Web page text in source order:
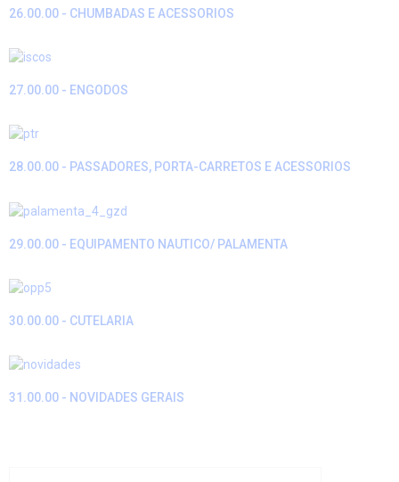
26.00.00 - CHUMBADAS E ACESSORIOS
27.00.00 - ENGODOS
28.00.00 - PASSADORES, PORTA-CARRETOS E ACESSORIOS
29.00.00 - EQUIPAMENTO NAUTICO/ PALAMENTA
30.00.00 - CUTELARIA
31.00.00 - NOVIDADES GERAIS